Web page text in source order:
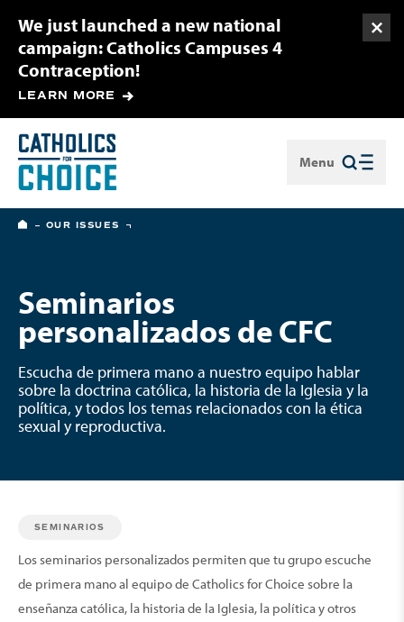
We just launched a new national
campaign: Catholics Campuses 4
Contraception!
LEARN MORE
Menu
Close
HOME
OUR ISSUES
Seminarios
personalizados de CFC
Escucha de primera mano a nuestro equipo hablar
sobre la doctrina católica, la historia de la Iglesia y la
política, y todos los temas relacionados con la ética
sexual y reproductiva.
SEMINARIOS
Los seminarios personalizados permiten que tu grupo escuche
de primera mano al equipo de Catholics for Choice sobre la
enseñanza católica, la historia de la Iglesia, la política y otros